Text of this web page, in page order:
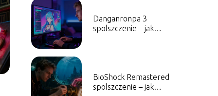
Danganronpa 3
spolszczenie – jak
BioShock Remastered
spolszczenie – jak